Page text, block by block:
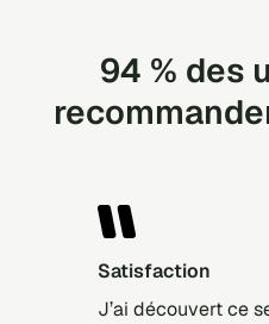
94 % des
Satisfaction
J’ai découvert ce